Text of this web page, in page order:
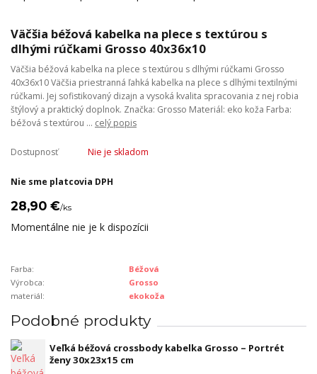
Väčšia béžová kabelka na plece s textúrou s
dlhými rúčkami Grosso 40x36x10
Väčšia béžová kabelka na plece s textúrou s dlhými rúčkami Grosso
40x36x10 Väčšia priestranná ľahká kabelka na plece s dlhými textilnými
rúčkami. Jej sofistikovaný dizajn a vysoká kvalita spracovania z nej robia
štýlový a praktický doplnok. Značka: Grosso Materiál: eko koža Farba:
béžová s textúrou ... celý popis
Dostupnosť Nie je skladom
Nie sme platcovia DPH
28,90 €/ks
Momentálne nie je k dispozícii
Farba:
Béžová
Výrobca:
Grosso
materiál:
ekokoža
Podobné produkty
Veľká béžová crossbody kabelka Grosso – Portrét
ženy 30x23x15 cm